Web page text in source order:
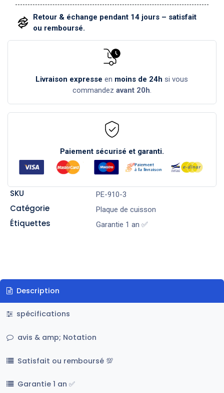
Retour & échange pendant 14 jours – satisfait
ou remboursé.
Livraison expresse en moins de 24h si vous
commandez avant 20h.
Paiement sécurisé et garanti.
SKU PE-910-3
Catégorie Plaque de cuisson
Étiquettes Garantie 1 an ✅
Description
spécifications
avis & amp; Notation
Satisfait ou remboursé 💯
Garantie 1 an ✅